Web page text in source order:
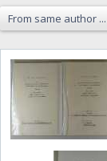
From same author ...